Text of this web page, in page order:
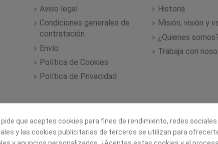
Aviso legal
Condiciones generales de
contratación
Envío
Política de Cookies
Política de Privacidad
Historia
Misión, visión y
¿Quienes
Trabaja con
que aceptes cookies para fines de rendimiento, redes sociales
y las cookies publicitarias de terceros se utilizan para